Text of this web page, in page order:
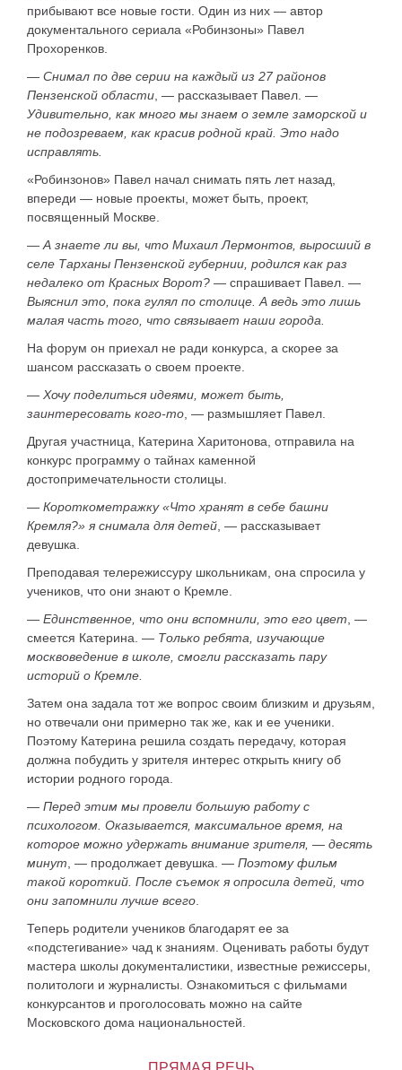
прибывают все новые гости. Один из них — автор
документального сериала «Робинзоны» Павел
Прохоренков.
— Снимал по две серии на каждый из 27 районов
Пензенской области , — рассказывает Павел. —
Удивительно, как много мы знаем о земле заморской и
не подозреваем, как красив родной край. Это надо
исправлять.
«Робинзонов» Павел начал снимать пять лет назад,
впереди — новые проекты, может быть, проект,
посвященный Москве.
— А знаете ли вы, что Михаил Лермонтов, выросший в
селе Тарханы Пензенской губернии, родился как раз
недалеко от Красных Ворот? — спрашивает Павел. —
Выяснил это, пока гулял по столице. А ведь это лишь
малая часть того, что связывает наши города.
На форум он приехал не ради конкурса, а скорее за
шансом рассказать о своем проекте.
— Хочу поделиться идеями, может быть,
заинтересовать кого-то , — размышляет Павел.
Другая участница, Катерина Харитонова, отправила на
конкурс программу о тайнах каменной
достопримечательности столицы.
— Короткометражку «Что хранят в себе башни
Кремля?» я снимала для детей , — рассказывает
девушка.
Преподавая телережиссуру школьникам, она спросила у
учеников, что они знают о Кремле.
— Единственное, что они вспомнили, это его цвет , —
смеется Катерина. — Только ребята, изучающие
москвоведение в школе, смогли рассказать пару
историй о Кремле.
Затем она задала тот же вопрос своим близким и друзьям,
но отвечали они примерно так же, как и ее ученики.
Поэтому Катерина решила создать передачу, которая
должна побудить у зрителя интерес открыть книгу об
истории родного города.
— Перед этим мы провели большую работу с
психологом. Оказывается, максимальное время, на
которое можно удержать внимание зрителя, — десять
минут , — продолжает девушка. — Поэтому фильм
такой короткий. После съемок я опросила детей, что
они запомнили лучше всего
Теперь родители учеников благодарят ее за
«подстегивание» чад к знаниям. Оценивать работы будут
мастера школы документалистики, известные режиссеры,
политологи и журналисты. Ознакомиться с фильмами
конкурсантов и проголосовать можно на сайте
Московского дома национальностей.